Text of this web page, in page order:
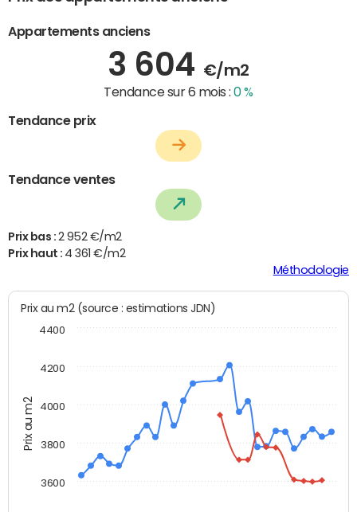
Appartements anciens
3 604 €/m2
Tendance sur 6 mois :0 %
Tendance prix
Tendance ventes
Prix bas : 2 952 €/m2
Prix haut : 4 361 €/m2
Méthodologie
Prix au m2
Prix au m2 (source : estimations JDN)
3600
3800
4000
4200
4400